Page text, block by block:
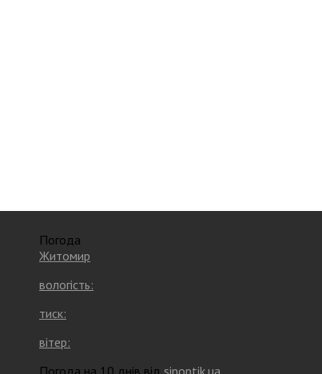
Погода
Житомир
вологість:
тиск:
вітер:
Погода на 10 днів від sinoptik.ua